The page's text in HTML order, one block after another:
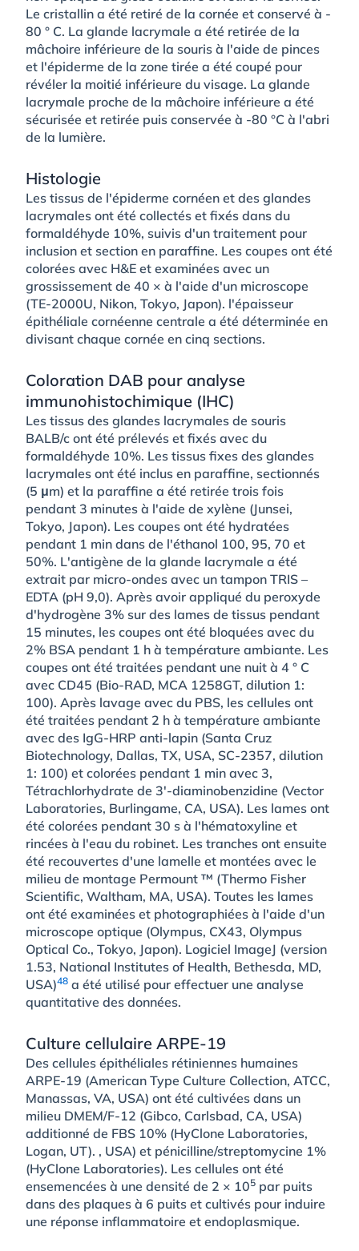
Le cristallin a été retiré de la cornée et conservé à -
80 ° C. La glande lacrymale a été retirée de la
mâchoire inférieure de la souris à l'aide de pinces
et l'épiderme de la zone tirée a été coupé pour
révéler la moitié inférieure du visage. La glande
lacrymale proche de la mâchoire inférieure a été
sécurisée et retirée puis conservée à -80 °C à l'abri
de la lumière.
Histologie
Les tissus de l'épiderme cornéen et des glandes
lacrymales ont été collectés et fixés dans du
formaldéhyde 10%, suivis d'un traitement pour
inclusion et section en paraffine. Les coupes ont été
colorées avec H&E et examinées avec un
grossissement de 40 × à l'aide d'un microscope
(TE-2000U, Nikon, Tokyo, Japon). l'épaisseur
épithéliale cornéenne centrale a été déterminée en
divisant chaque cornée en cinq sections.
Coloration DAB pour analyse
immunohistochimique (IHC)
Les tissus des glandes lacrymales de souris
BALB/c ont été prélevés et fixés avec du
formaldéhyde 10%. Les tissus fixes des glandes
lacrymales ont été inclus en paraffine, sectionnés
(5 μm) et la paraffine a été retirée trois fois
pendant 3 minutes à l'aide de xylène (Junsei,
Tokyo, Japon). Les coupes ont été hydratées
pendant 1 min dans de l'éthanol 100, 95, 70 et
50%. L'antigène de la glande lacrymale a été
extrait par micro-ondes avec un tampon TRIS –
EDTA (pH 9,0). Après avoir appliqué du peroxyde
d'hydrogène 3% sur des lames de tissus pendant
15 minutes, les coupes ont été bloquées avec du
2% BSA pendant 1 h à température ambiante. Les
coupes ont été traitées pendant une nuit à 4 ° C
avec CD45 (Bio-RAD, MCA 1258GT, dilution 1:
100). Après lavage avec du PBS, les cellules ont
été traitées pendant 2 h à température ambiante
avec des IgG-HRP anti-lapin (Santa Cruz
Biotechnology, Dallas, TX, USA, SC-2357, dilution
1: 100) et colorées pendant 1 min avec 3,
Tétrachlorhydrate de 3′-diaminobenzidine (Vector
Laboratories, Burlingame, CA, USA). Les lames ont
été colorées pendant 30 s à l'hématoxyline et
rincées à l'eau du robinet. Les tranches ont ensuite
été recouvertes d'une lamelle et montées avec le
milieu de montage Permount ™ (Thermo Fisher
Scientific, Waltham, MA, USA). Toutes les lames
ont été examinées et photographiées à l'aide d'un
microscope optique (Olympus, CX43, Olympus
Optical Co., Tokyo, Japon). Logiciel ImageJ (version
1.53, National Institutes of Health, Bethesda, MD,
USA)48 a été utilisé pour effectuer une analyse
quantitative des données.
Culture cellulaire ARPE-19
Des cellules épithéliales rétiniennes humaines
ARPE-19 (American Type Culture Collection, ATCC,
Manassas, VA, USA) ont été cultivées dans un
milieu DMEM/F-12 (Gibco, Carlsbad, CA, USA)
additionné de FBS 10% (HyClone Laboratories,
Logan, UT). , USA) et pénicilline/streptomycine 1%
(HyClone Laboratories). Les cellules ont été
ensemencées à une densité de 2 × 105 par puits
dans des plaques à 6 puits et cultivés pour induire
une réponse inflammatoire et endoplasmique.